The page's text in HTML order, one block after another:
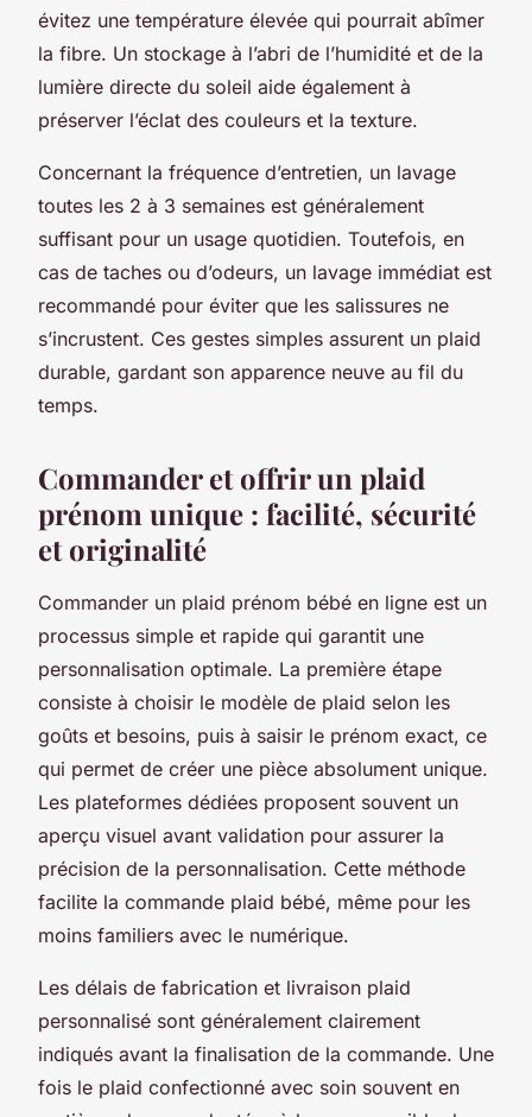
évitez une température élevée qui pourrait abîmer
la fibre. Un stockage à l’abri de l’humidité et de la
lumière directe du soleil aide également à
préserver l’éclat des couleurs et la texture.
Concernant la fréquence d’entretien, un lavage
toutes les 2 à 3 semaines est généralement
suffisant pour un usage quotidien. Toutefois, en
cas de taches ou d’odeurs, un lavage immédiat est
recommandé pour éviter que les salissures ne
s’incrustent. Ces gestes simples assurent un plaid
durable, gardant son apparence neuve au fil du
temps.
Commander et offrir un plaid
prénom unique : facilité, sécurité
et originalité
Commander un plaid prénom bébé en ligne est un
processus simple et rapide qui garantit une
personnalisation optimale. La première étape
consiste à choisir le modèle de plaid selon les
goûts et besoins, puis à saisir le prénom exact, ce
qui permet de créer une pièce absolument unique.
Les plateformes dédiées proposent souvent un
aperçu visuel avant validation pour assurer la
précision de la personnalisation. Cette méthode
facilite la commande plaid bébé, même pour les
moins familiers avec le numérique.
Les délais de fabrication et livraison plaid
personnalisé sont généralement clairement
indiqués avant la finalisation de la commande. Une
fois le plaid confectionné avec soin souvent en